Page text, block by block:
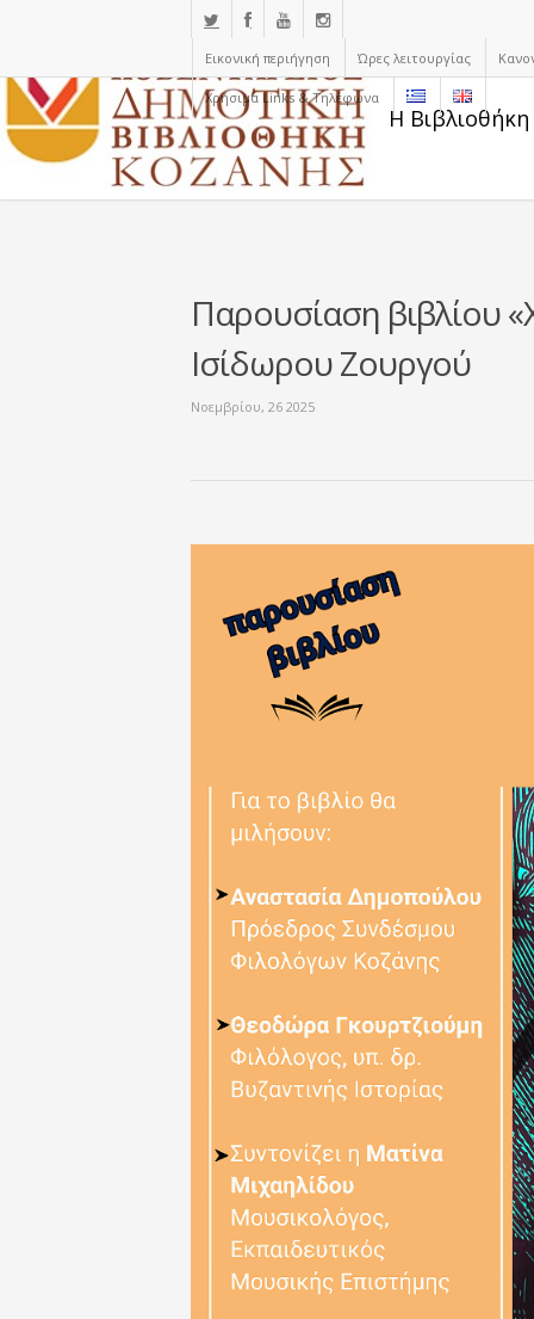
Εικονική περιήγηση Ώρες λειτουργίας
Χρήσιμα Links & Τηλέφωνα
Η
Παρουσίαση βιβλίου
Ισίδωρου Ζουργού
Νοεμβρίου, 26 2025